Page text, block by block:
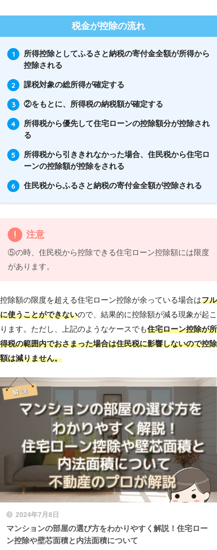
税金が控除の流れ
所得控除としてふるさと納税の寄付金全額が所得から
控除される
課税対象の総所得が確定する
②をもとに、所得税の納税額が確定する
所得税から優先して住宅ローンの控除額分が控除され
る
所得税から引ききれなかった場合、住民税から住宅ロ
ーンの控除額が控除をされる
住民税からふるさと納税の寄付金全額が控除される
注意
⑤の時、住民税から控除できる住宅ローン控除額には限度
があります。
控除額の限度を超える住宅ローン控除が余っている場合はフル
に使うことができないので、結果的に控除額が減る現象が起こ
ります。ただし、上記のようなケースでも住宅ローン控除が所
得税の範囲内でおさまった場合は住民税に影響しないので控除
額は減りません。
2024年7月8日
マンションの部屋の選び方をわかりやすく解説！住宅ロー
ン控除や壁芯面積と内法面積について